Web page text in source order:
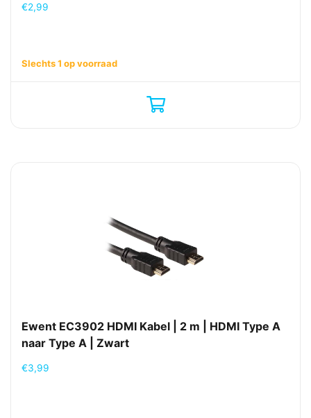
€2,99
Slechts 1 op voorraad
Ewent EC3902 HDMI Kabel | 2 m | HDMI Type A
naar Type A | Zwart
€3,99